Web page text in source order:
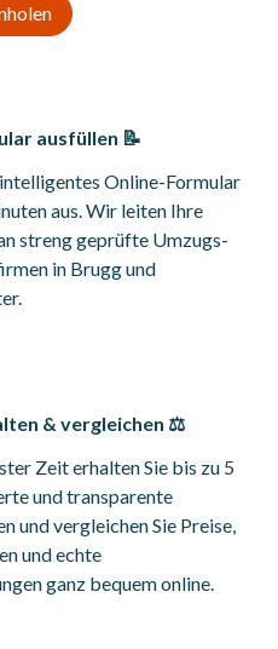
ausfüllen 📝
intelligentes Online-Formular
aus. Wir leiten Ihre
streng geprüfte Umzugs-
in Brugg und
& vergleichen ⚖️
Zeit erhalten Sie bis zu 5
und transparente
und vergleichen Sie Preise,
und echte
ganz bequem online.